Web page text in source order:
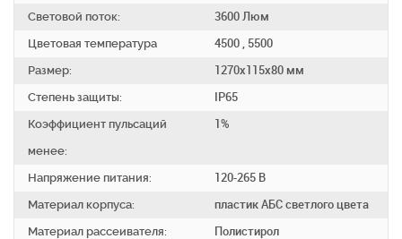
Световой поток:
3600 Люм
Цветовая температура
4500 , 5500
Размер:
1270х115х80 мм
Степень защиты:
IP65
Коэффициент пульсаций
менее:
1%
Напряжение питания:
120-265 В
Материал корпуса:
пластик АБС светлого цвета
Материал рассеивателя:
Полистирол